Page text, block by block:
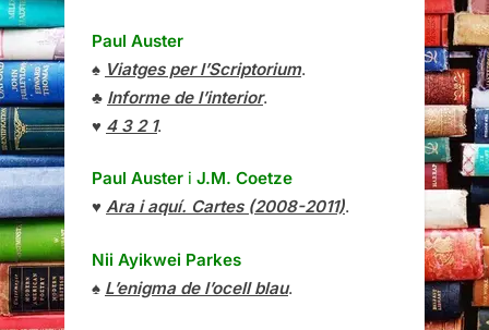
Paul Auster
♠ Viatges per l’Scriptorium.
♣ Informe de l’interior.
♥ 4 3 2 1.
Paul Auster i J.M. Coetze
♥ Ara i aquí. Cartes (2008-2011).
Nii Ayikwei Parkes
♠ L’enigma de l’ocell blau.